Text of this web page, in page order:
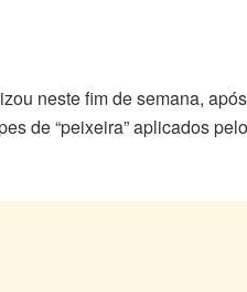
neste fim de semana,
de “peixeira” aplicados